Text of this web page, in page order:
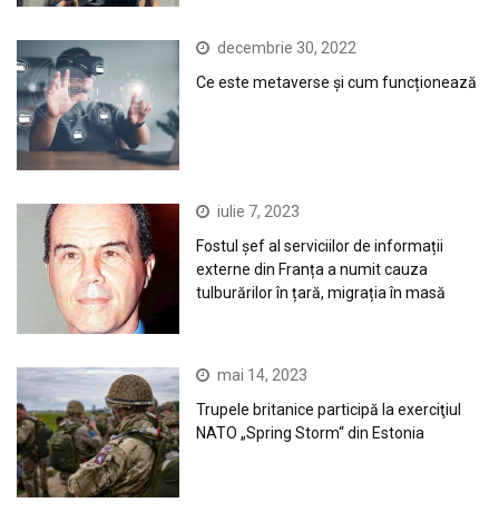
decembrie 30, 2022
Ce este metaverse și cum funcționează
iulie 7, 2023
Fostul șef al serviciilor de informații
externe din Franța a numit cauza
tulburărilor în țară, migrația în masă
mai 14, 2023
Trupele britanice participă la exerciţiul
NATO „Spring Storm“ din Estonia